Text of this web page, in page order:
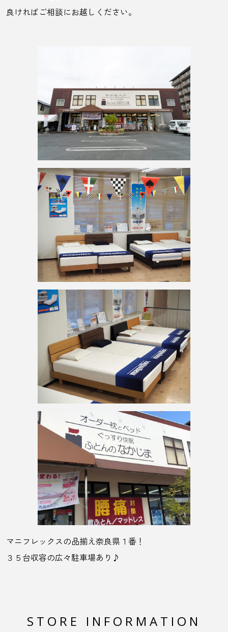
良ければご相談にお越しください。
マニフレックスの品揃え奈良県１番！
３５台収容の広々駐車場あり♪
STORE INFORMATION